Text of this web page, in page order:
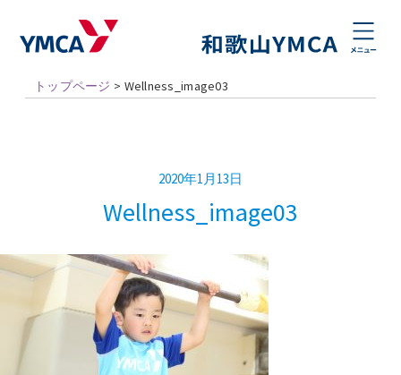
トップページ > Wellness_image03
2020年1月13日
Wellness_image03